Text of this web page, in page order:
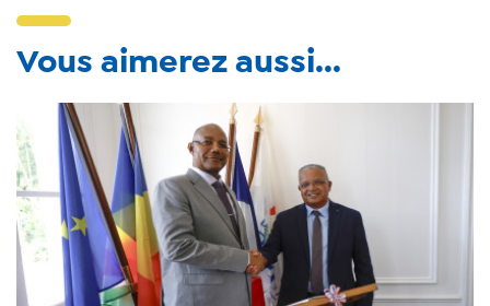
Vous aimerez aussi...